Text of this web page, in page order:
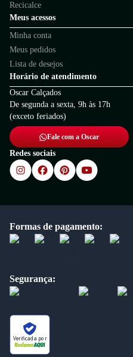
Recicalce
Meus acessos
Minha conta
Meus pedidos
Lista de desejos
Horário de atendimento
Oscar Calçados
De segunda a sexta, 9h às 17h
(exceto feriados)
Fale com a Oscar
Redes sociais
Formas de pagamento:
Segurança:
Verificada por